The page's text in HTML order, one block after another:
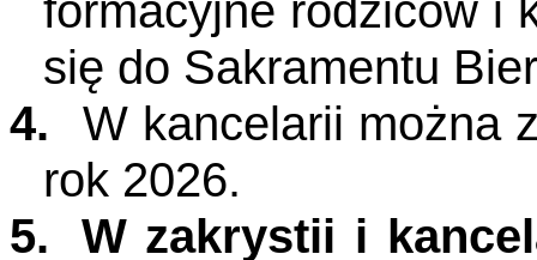
się do Sakramentu
4.
W kancelarii można
rok 2026.
5.
W zakrystii i